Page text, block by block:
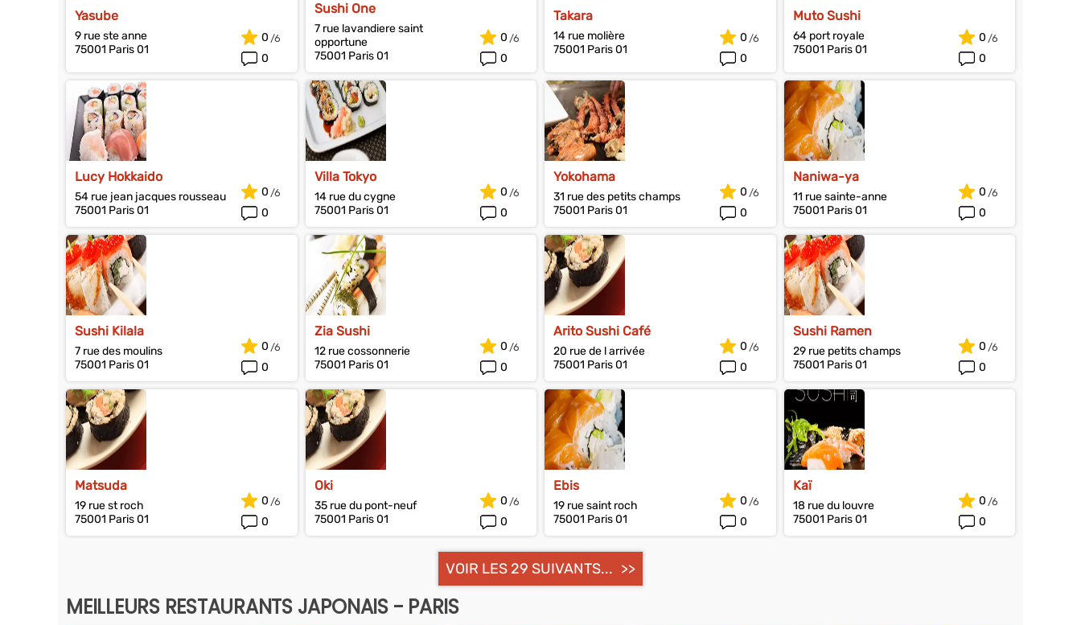
Yasube
9 rue ste anne
75001 Paris 01
0
0
Sushi One
7 rue lavandiere saint
opportune
75001 Paris 01
0
0
Takara
14 rue molière
75001 Paris 01
0
0
Muto Sushi
64 port royale
75001 Paris 01
0
0
Lucy Hokkaido
54 rue jean jacques rousseau
75001 Paris 01
0
0
Villa Tokyo
14 rue du cygne
75001 Paris 01
0
0
Yokohama
31 rue des petits champs
75001 Paris 01
0
0
Naniwa-ya
11 rue sainte-anne
75001 Paris 01
0
0
Sushi Kilala
7 rue des moulins
75001 Paris 01
0
0
Zia Sushi
12 rue cossonnerie
75001 Paris 01
0
0
Arito Sushi Café
20 rue de l arrivée
75001 Paris 01
0
0
Sushi Ramen
29 rue petits champs
75001 Paris 01
0
0
Matsuda
19 rue st roch
75001 Paris 01
0
0
Oki
35 rue du pont-neuf
75001 Paris 01
0
0
Ebis
19 rue saint roch
75001 Paris 01
0
0
Kaï
18 rue du louvre
75001 Paris 01
0
0
VOIR LES 29 SUIVANTS...
MEILLEURS RESTAURANTS JAPONAIS - PARIS